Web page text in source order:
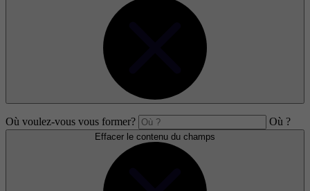
Où voulez-vous vous former? Où ?
Effacer le contenu du champs